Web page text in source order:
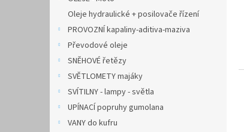
Oleje hydraulické + posilovače řízení
PROVOZNÍ kapaliny-aditiva-maziva
Převodové oleje
SNĚHOVÉ řetězy
SVĚTLOMETY majáky
SVÍTILNY - lampy - světla
UPÍNACÍ popruhy gumolana
VANY do kufru